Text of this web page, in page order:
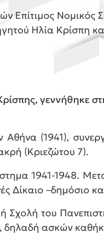
Επίτιμος Νομικός
Ηλία Κρίσπη
γεννήθηκε
(1941),
(Κριεζώτου 7).
1941-1948.
Δίκαιο –δημόσιο
του
δηλαδή ασκών